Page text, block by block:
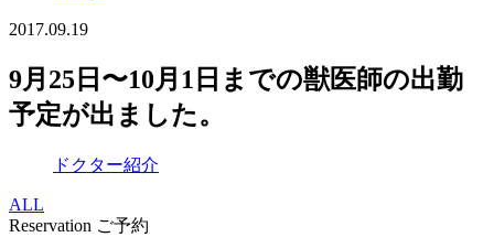
2017.09.19
9月25日〜10月1日までの獣医師の出勤
予定が出ました。
ドクター紹介
ALL
Reservation ご予約